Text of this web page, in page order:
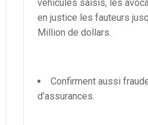
véhicules saisis, les
en justice les fauteurs
Million de dollars.
Confirment aussi
d’assurances.